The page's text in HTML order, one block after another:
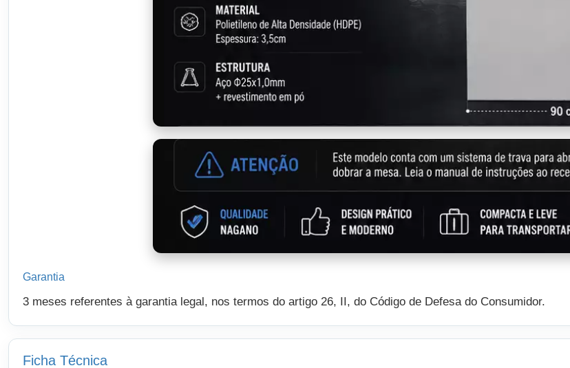
Garantia
3 meses referentes à garantia legal, nos termos do artigo 26, II, do Código de Defesa do Consumidor.
Ficha Técnica